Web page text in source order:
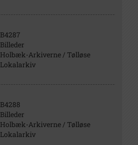
B4287
Billeder
Holbæk-Arkiverne / Tølløse
Lokalarkiv
B4288
Billeder
Holbæk-Arkiverne / Tølløse
Lokalarkiv